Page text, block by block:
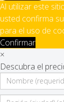
Al utilizar este
usted confirma
para el uso de
Confirmar
×
Descubra el